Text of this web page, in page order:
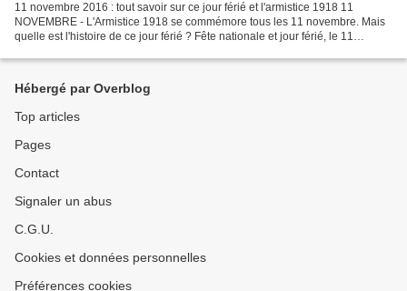
11 novembre 2016 : tout savoir sur ce jour férié et l'armistice 1918 11
NOVEMBRE - L'Armistice 1918 se commémore tous les 11 novembre. Mais
quelle est l'histoire de ce jour férié ? Fête nationale et jour férié, le 11
Hébergé par Overblog
Top articles
Pages
Contact
Signaler un abus
C.G.U.
Cookies et données personnelles
Préférences cookies